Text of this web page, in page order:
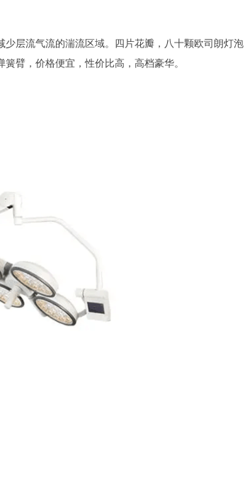
层流气流的湍流区域。
四片花瓣，八十颗欧司朗灯
簧臂，价格便宜，性价比高，高档豪华。